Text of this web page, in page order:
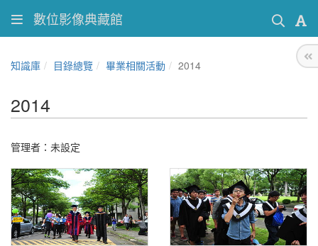
數位影像典藏館
知識庫 目錄總覽 畢業相關活動 2014
2014
管理者：未設定